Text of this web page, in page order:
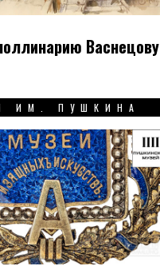
Васнецову
ИМ. ПУШКИНА